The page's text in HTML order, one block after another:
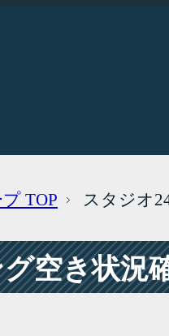
プ TOP スタジオ
空き状況